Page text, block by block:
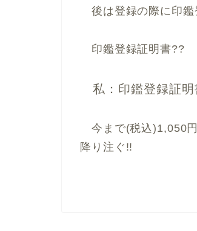
後は登録の際に印
印鑑登録証明書??
私：印鑑登録証
今まで(税込)1,050
降り注ぐ!!